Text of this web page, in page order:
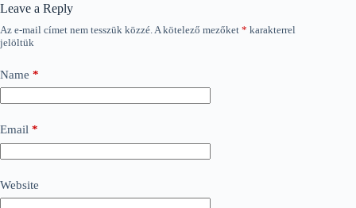
Leave a Reply
Az e-mail címet nem tesszük közzé. A kötelező mezőket * karakterrel
jelöltük
Name *
Email *
Website